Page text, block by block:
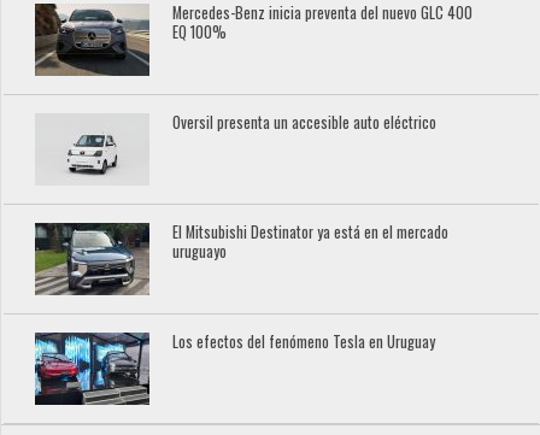
Mercedes-Benz inicia preventa del nuevo GLC 400
EQ 100%
Oversil presenta un accesible auto eléctrico
El Mitsubishi Destinator ya está en el mercado
uruguayo
Los efectos del fenómeno Tesla en Uruguay